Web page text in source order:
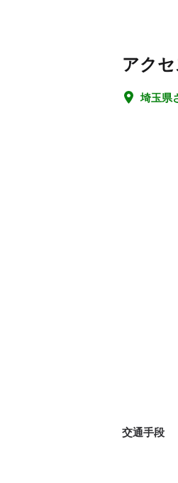
アクセ
埼玉県
交通手段